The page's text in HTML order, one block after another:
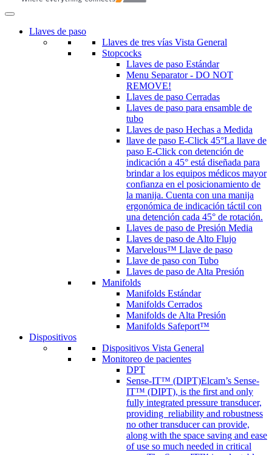
Llaves de paso
Llaves de tres vías Vista General
Stopcocks
Llaves de paso Estándar
Menu Separator - DO NOT
REMOVE!
Llaves de paso Cerradas
Llaves de paso para ensamble de
tubo
Llaves de paso Hechas a Medida
llave de paso E-Click 45°La llave de
paso E-Click con detención de
indicación a 45° está diseñada para
brindar a los equipos médicos mayor
confianza en el posicionamiento de
la manija. Cuenta con una manija
ergonómica de indicación táctil con
una detención cada 45° de rotación.
Llaves de paso de Presión Media
Llaves de paso de Alto Flujo
Marvelous™ Llave de paso
Llave de paso con Tubo
Llaves de paso de Alta Presión
Manifolds
Manifolds Estándar
Manifolds Cerrados
Manifolds de Alta Presión
Manifolds Safeport™
Dispositivos
Dispositivos Vista General
Monitoreo de pacientes
DPT
Sense-IT™ (DIPT)Elcam’s Sense-
IT™ (DIPT), is the first and only
fully integrated pressure transducer,
providing reliability and robustness
no other transducer can provide,
along with the space saving and ease
of use so much needed in critical